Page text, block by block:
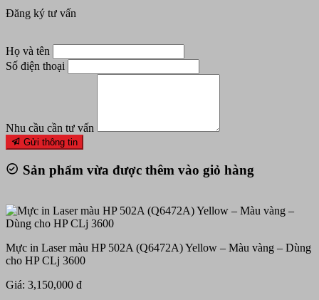
Đăng ký tư vấn
Họ và tên
Số điện thoại
Nhu cầu cần tư vấn
Gửi thông tin
Sản phẩm vừa được thêm vào giỏ hàng
Mực in Laser màu HP 502A (Q6472A) Yellow – Màu vàng – Dùng
cho HP CLj 3600
Giá: 3,150,000 đ